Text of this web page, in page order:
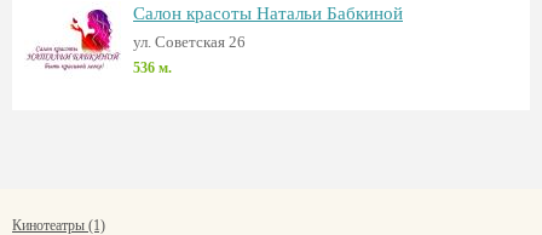
Салон красоты Натальи Бабкиной
ул. Советская 26
536 м.
Кинотеатры (1)